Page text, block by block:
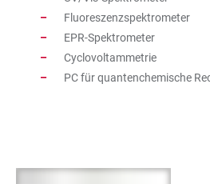
Fluoreszenzspektrometer
EPR-Spektrometer
Cyclovoltammetrie
PC für quantenchemische